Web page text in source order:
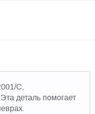
C,
деталь помогает